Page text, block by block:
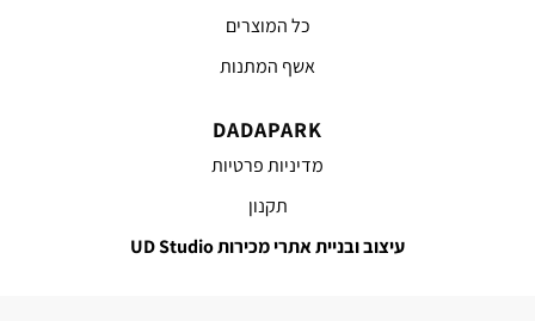
כל המוצרים
אשף המתנות
DADAPARK
מדיניות פרטיות
תקנון
עיצוב ובניית אתרי מכירות UD Studio